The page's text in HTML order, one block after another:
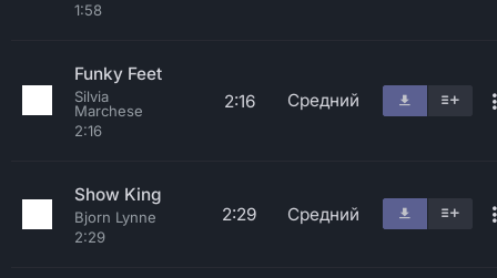
1:58
Funky Feet
Silvia
Marchese
2:16
2:16 Средний
Show King
Bjorn Lynne
2:29
2:29 Средний